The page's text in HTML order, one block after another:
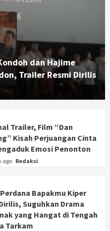
dan Hajime
Trailer Resmi Dirilis
Trailer, Film “Dan
Kisah Perjuangan Cinta
Emosi Penonton
ago Redaksi
Bapakmu Kiper
Suguhkan Drama
yang Hangat di Tengah
Tarkam